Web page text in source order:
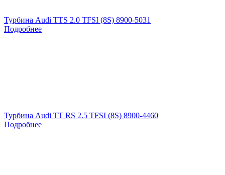
Турбина Audi TTS 2.0 TFSI (8S) 8900-5031
Подробнее
Турбина Audi TT RS 2.5 TFSI (8S) 8900-4460
Подробнее